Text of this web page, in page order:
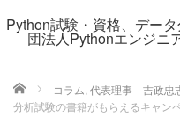
Python試験・資格、デー
団法人Pythonエンジニ
ホーム コラム, 代表理事 吉政忠
分析試験の書籍がもらえるキャン